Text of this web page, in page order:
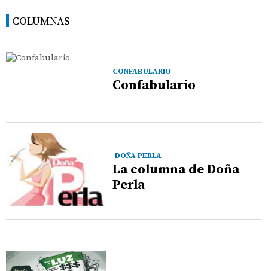
COLUMNAS
CONFABULARIO
Confabulario
DOÑA PERLA
La columna de Doña
Perla